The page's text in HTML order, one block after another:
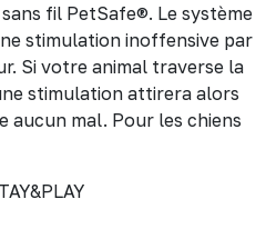
fil PetSafe®. Le système
stimulation inoffensive par
Si votre animal traverse la
stimulation attirera alors
aucun mal. Pour les chiens